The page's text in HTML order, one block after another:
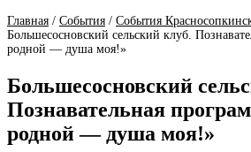
Главная / События / События
Большесосновский сельский клуб.
родной — душа моя!»
Большесосновский
Познавательная
родной — душа моя!»